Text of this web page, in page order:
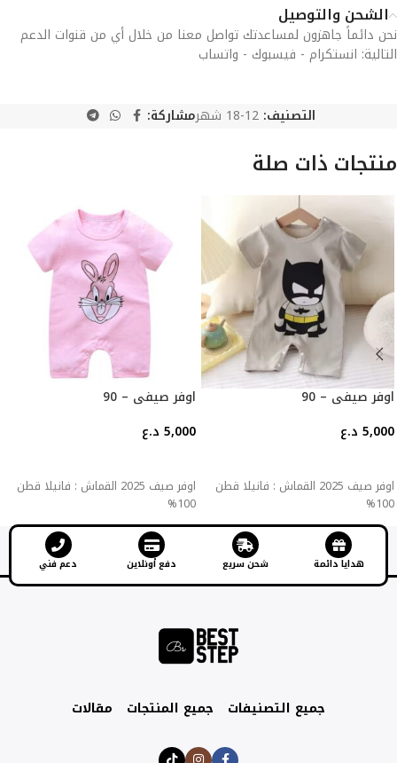
الشحن والتوصيل
نحن دائماً جاهزون لمساعدتك تواصل معنا من خلال أي من قنوات الدعم
التالية: انستكرام - فيسبوك - واتساب
التصنيف: 12-18 شهر مشاركة:
منتجات ذات صلة
اوفر صيفي – 90
5,000 د.ع
اوفر صيف 2025 القماش : فانيلا قطن
100%
اوفر صيفي – 90
5,000 د.ع
اوفر صيف 2025 القماش : فانيلا قطن
100%
هدايا دائمة شحن سريع دفع أونلاين دعم فني
جميع التصنيفات جميع المنتجات مقالات